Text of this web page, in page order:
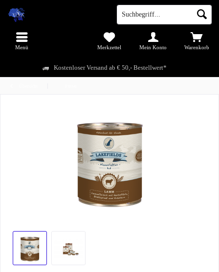
Kostenloser Versand ab € 50,- Bestellwert*
Menü Warenkorb
Merkzettel Mein Konto